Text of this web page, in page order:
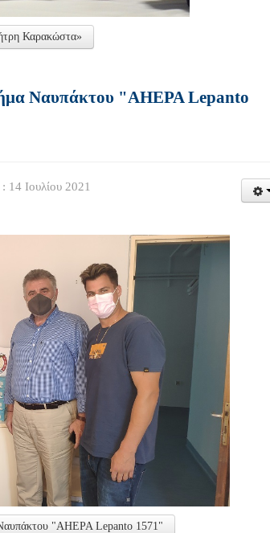
Καρακώστα»
Ναυπάκτου "AHEPA Lepanto
14 Ιουλίου 2021
"AHEPA Lepanto 1571"